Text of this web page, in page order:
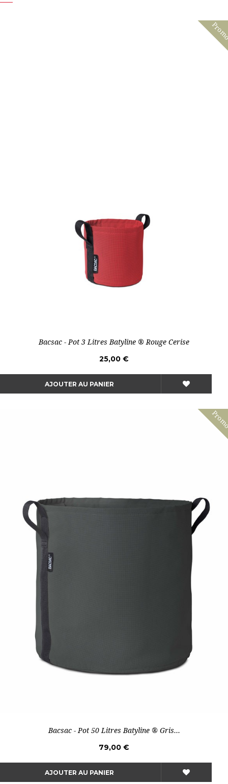
Bacsac - Pot 3 Litres Batyline ® Rouge Cerise
25,00 €
AJOUTER AU PANIER
Bacsac - Pot 50 Litres Batyline ® Gris...
79,00 €
AJOUTER AU PANIER